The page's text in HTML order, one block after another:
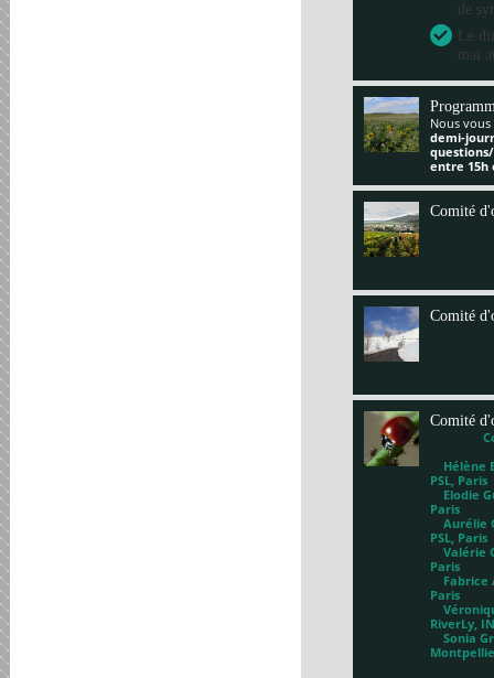
de
Le
mai
Nous
demi-
entre 15h
Comité
Comité
Comité
Hélène
PSL, Paris
Elodie
Paris
Aurélie
PSL, Paris
Valérie
Paris
Fabrice
Paris
RiverLy,
Sonia